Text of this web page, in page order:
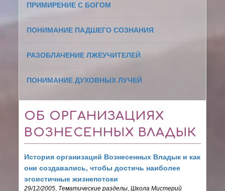
ПРИМИРЕНИЕ С БОГОМ
ПОНИМАНИЕ ПАДШЕГО СОЗНАНИЯ
РАЗОБЛАЧЕНИЕ ЛЖЕУЧИТЕЛЕЙ
ПОНИМАНИЕ ДУХОВНЫХ ЛУЧЕЙ
ОБ ОРГАНИЗАЦИЯХ
ВОЗНЕСЕННЫХ ВЛАДЫК
История организаций Вознесенных Владык и как
они создавались, чтобы достичь наиболее
эгоистичные жизнепотоки
29/12/2005 Тематические разделы ,Школа Мистерий